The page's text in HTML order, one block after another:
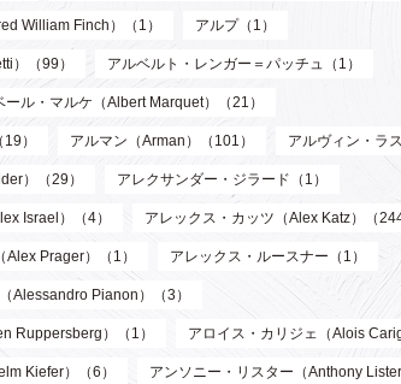
William Finch）（1） アルプ（1）
）（99） アルベルト・レンガー＝パッチュ（1）
ール・マルケ（Albert Marquet）（21）
） アルマン（Arman）（101） アルヴィン・ラ
）（29） アレクサンダー・ジラード（1）
Israel）（4） アレックス・カッツ（Alex Katz）（
Prager）（1） アレックス・ルースナー（1）
Alessandro Pianon）（3）
Ruppersberg）（1） アロイス・カリジェ（Alois
Kiefer）（6） アンソニー・リスター（Anthony